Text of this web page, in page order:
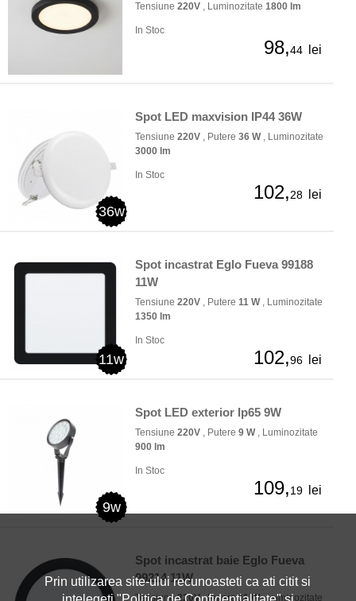
Tensiune 220V , Luminozitate 1800 lm
In Stoc
98,44 lei
36w
Spot LED maxvision IP44 36W
Tensiune 220V , Putere 36 W, Luminozitate
3000 lm
In Stoc
102,28 lei
11w
Spot incastrat Eglo Fueva 99188
11W
Tensiune 220V , Putere 11 W, Luminozitate
1350 lm
In Stoc
102,96 lei
9w
Spot LED exterior Ip65 9W
Tensiune 220V , Putere 9 W, Luminozitate
900 lm
In Stoc
109,19 lei
Spot incastrat baie Eglo Fueva
99214 11W
Tensiune220V, Putere11 W, Luminozitate
Prin utilizarea site-ului recunoasteti ca ati citit si